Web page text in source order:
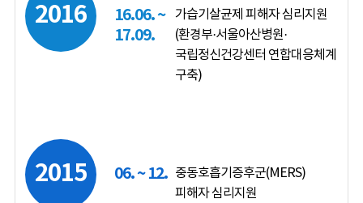
2016
16.06. ~
17.09.
가습기살균제 피해자 심리지원
(환경부·서울아산병원·
국립정신건강센터 연합대응체계
구축)
2015 06. ~ 12. 중동호흡기증후군(MERS)
피해자 심리지원